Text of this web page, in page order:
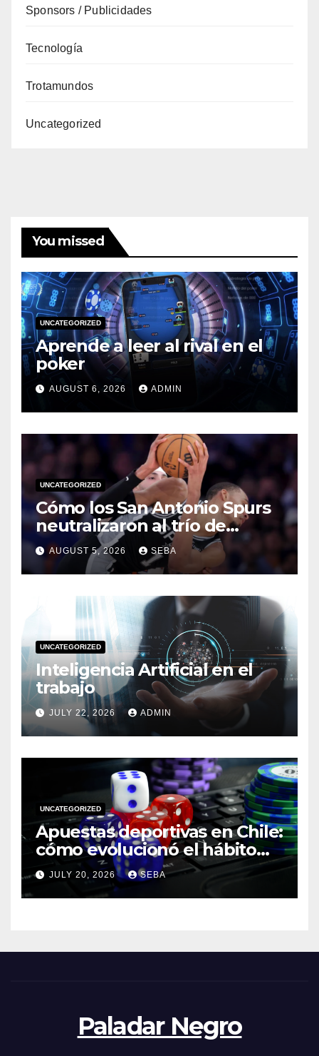
Sponsors / Publicidades
Tecnología
Trotamundos
Uncategorized
You missed
UNCATEGORIZED
Aprende a leer al rival en el
poker
AUGUST 6, 2026 ADMIN
UNCATEGORIZED
Cómo los San Antonio Spurs
neutralizaron al trío de
estrellas de los Miami Heat
en las Finales de 2014
AUGUST 5, 2026 SEBA
UNCATEGORIZED
Inteligencia Artificial en el
trabajo
JULY 22, 2026 ADMIN
UNCATEGORIZED
Apuestas deportivas en Chile:
cómo evolucionó el hábito
del hincha en la era digital
JULY 20, 2026 SEBA
Paladar Negro